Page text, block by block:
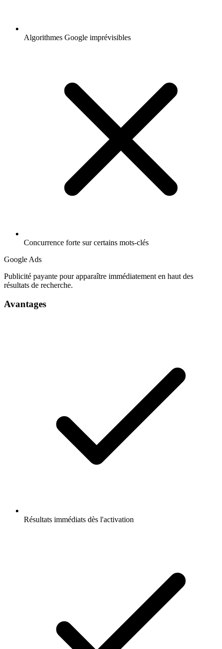
Algorithmes Google imprévisibles
Concurrence forte sur certains mots-clés
Google Ads
Publicité payante pour apparaître immédiatement en haut des
résultats de recherche.
Avantages
Résultats immédiats dès l'activation